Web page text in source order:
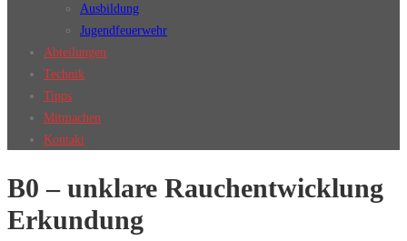
Ausbildung
Jugendfeuerwehr
Abteilungen
Technik
Tipps
Mitmachen
Kontakt
B0 – unklare Rauchentwicklung
Erkundung